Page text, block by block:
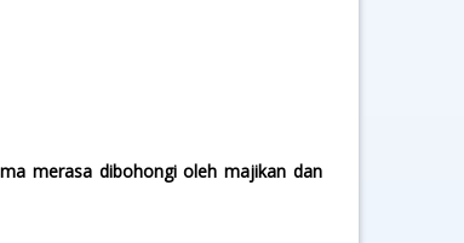
merasa dibohongi oleh majikan dan